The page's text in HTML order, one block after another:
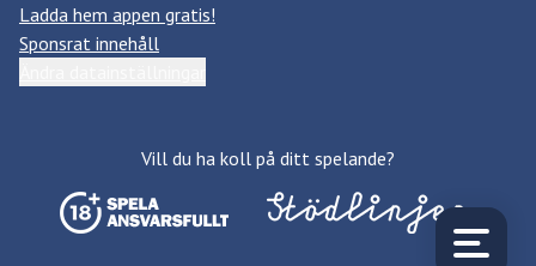
Ladda hem appen gratis!
Sponsrat innehåll
Vill du ha koll på ditt spelande?